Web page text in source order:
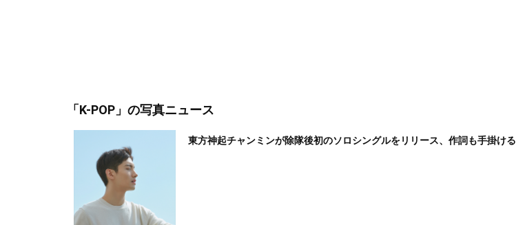
「K-POP」 の写真ニュース
東方神起チャンミンが除隊後初のソロシングルをリリース、作詞も手掛ける